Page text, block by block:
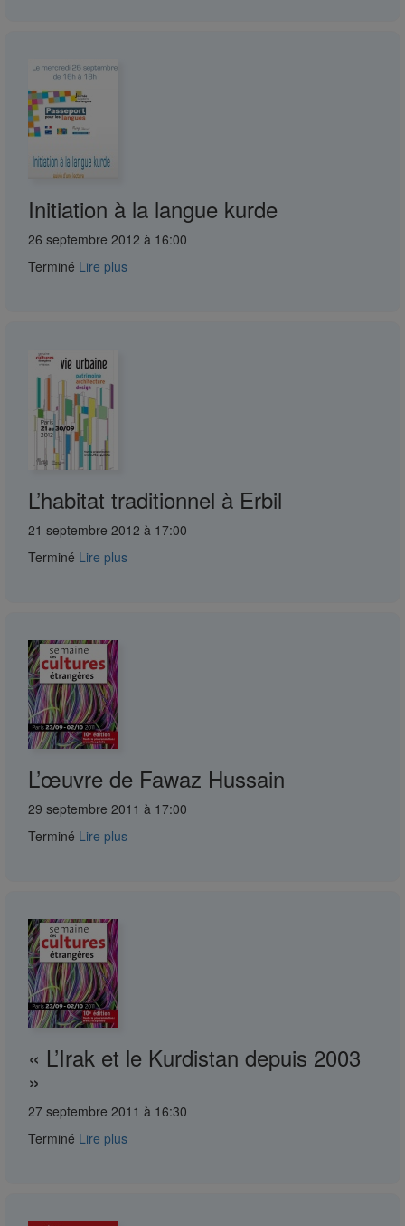
Initiation à la langue kurde
26 septembre 2012 à 16:00
Terminé Lire plus
L’habitat traditionnel à Erbil
21 septembre 2012 à 17:00
Terminé Lire plus
L’œuvre de Fawaz Hussain
29 septembre 2011 à 17:00
Terminé Lire plus
« L’Irak et le Kurdistan depuis 2003
»
27 septembre 2011 à 16:30
Terminé Lire plus